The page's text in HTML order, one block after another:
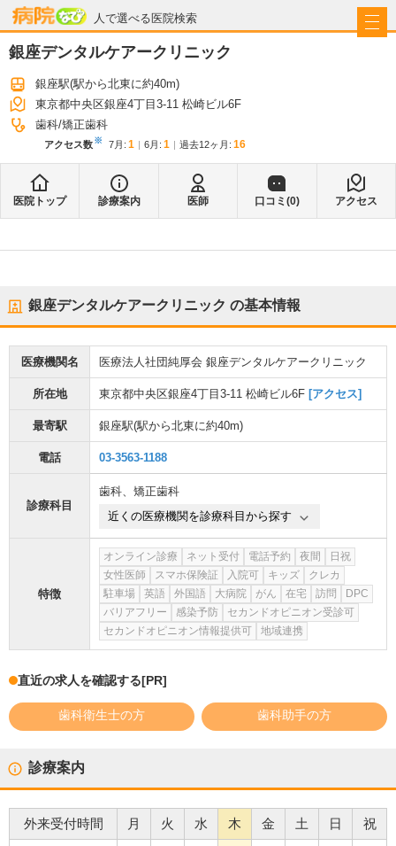
人で選べる医院検索
病院なび
銀座デンタルケアークリニック
銀座駅(駅から北東に約40m)
東京都中央区銀座4丁目3-11 松崎ビル6F
歯科 矯正歯科
アクセス数※ 7月 : 1 6月 : 1 過去12ヶ月: 16
医院トップ 診療案内 医師 口コミ(0) アクセス
銀座デンタルケアークリニック の基本情報
医療機関名 医療法人社団純厚会 銀座デンタルケアークリニック
所在地 東京都中央区銀座4丁目3-11 松崎ビル6F [アクセス]
最寄駅 銀座駅(駅から北東に約40m)
電話 03-3563-1188
診療科目
歯科、 矯正歯科
近くの医療機関を診療科目から探す
特徴
オンライン診療 ネット受付 電話予約 夜間
日祝
女性医師
スマホ保険証 入院可 キッズ
クレカ
駐車場
英語 外国語 大病院 がん 在宅 訪問
DPC
バリアフリー
感染予防
セカンドオピニオン受診可
セカンドオピニオン情報提供可
地域連携
直近の求人を確認する[PR]
歯科衛生士の方 歯科助手の方
診療案内
外来受付時間 月 火 水 木 金 土 日 祝